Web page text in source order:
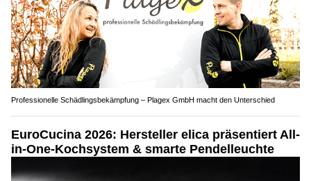
Professionelle Schädlingsbekämpfung – Plagex GmbH macht den Unterschied
EuroCucina 2026: Hersteller elica präsentiert All-
in-One-Kochsystem & smarte Pendelleuchte